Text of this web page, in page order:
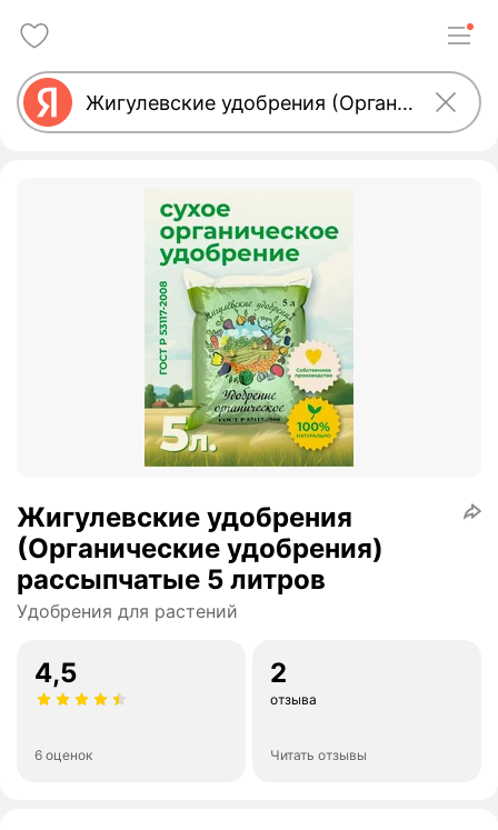
Жигулевские удобрения
(Органические удобрения)
рассыпчатые 5 литров
Удобрения для растений
4,5
6 оценок
2
отзыва
Читать отзывы